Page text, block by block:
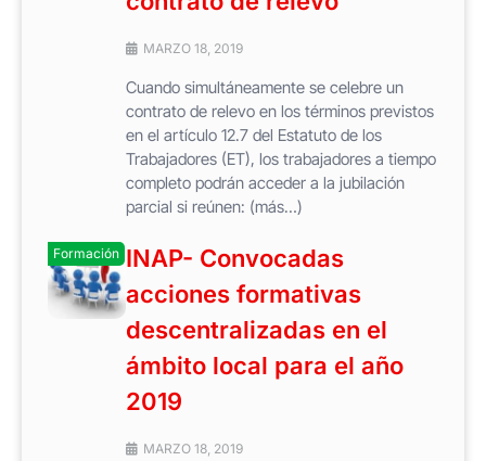
MARZO 18, 2019
Cuando simultáneamente se celebre un
contrato de relevo en los términos previstos
en el artículo 12.7 del Estatuto de los
Trabajadores (ET), los trabajadores a tiempo
completo podrán acceder a la jubilación
parcial si reúnen: (más…)
Formación INAP- Convocadas
acciones formativas
descentralizadas en el
ámbito local para el año
2019
MARZO 18, 2019